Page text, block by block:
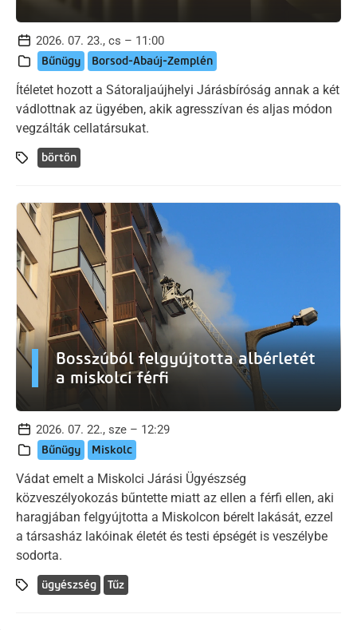
2026. 07. 23., cs – 11:00
Bűnügy Borsod-Abaúj-Zemplén
Ítéletet hozott a Sátoraljaújhelyi Járásbíróság annak a két
vádlottnak az ügyében, akik agresszívan és aljas módon
vegzálták cellatársukat.
börtön
Bosszúból felgyújtotta albérletét
a miskolci férfi
2026. 07. 22., sze – 12:29
Bűnügy Miskolc
Vádat emelt a Miskolci Járási Ügyészség
közveszélyokozás bűntette miatt az ellen a férfi ellen, aki
haragjában felgyújtotta a Miskolcon bérelt lakását, ezzel
a társasház lakóinak életét és testi épségét is veszélybe
sodorta.
ügyészség Tűz